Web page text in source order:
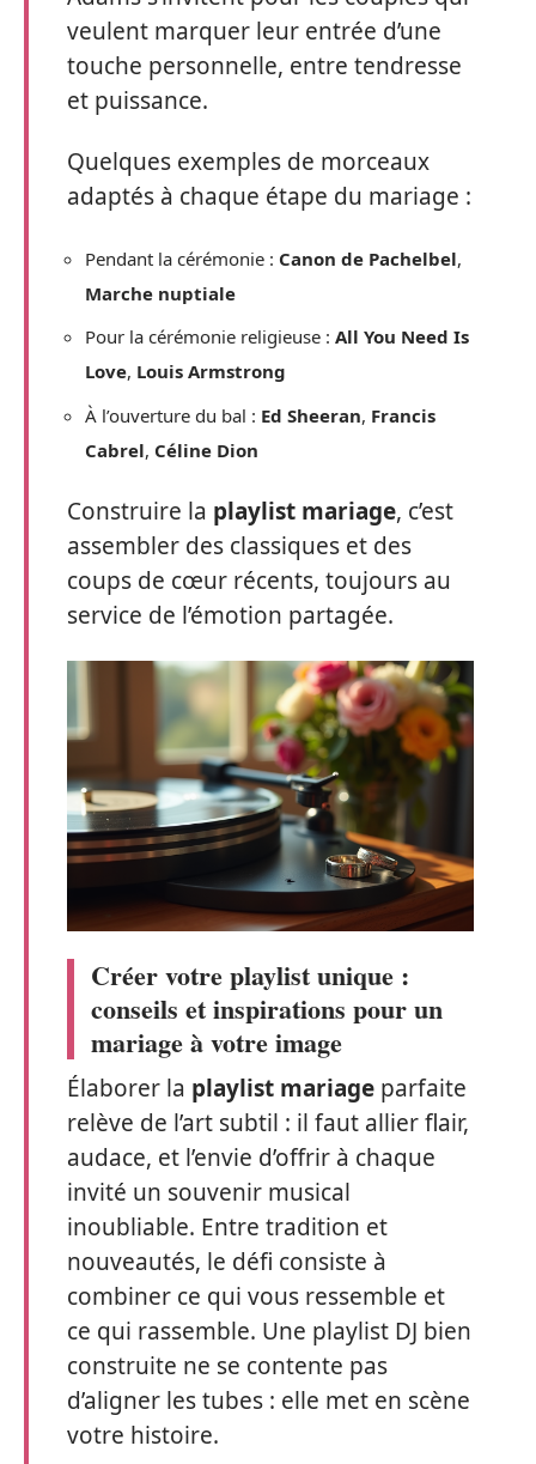
veulent marquer leur entrée d’une
touche personnelle, entre tendresse
et puissance.
Quelques exemples de morceaux
adaptés à chaque étape du mariage :
Pendant la cérémonie : Canon de Pachelbel,
Marche nuptiale
Pour la cérémonie religieuse : All You Need Is
Love, Louis Armstrong
À l’ouverture du bal : Ed Sheeran, Francis
Cabrel, Céline Dion
Construire la playlist mariage, c’est
assembler des classiques et des
coups de cœur récents, toujours au
service de l’émotion partagée.
Créer votre playlist unique :
conseils et inspirations pour un
mariage à votre image
Élaborer la playlist mariage parfaite
relève de l’art subtil : il faut allier flair,
audace, et l’envie d’offrir à chaque
invité un souvenir musical
inoubliable. Entre tradition et
nouveautés, le défi consiste à
combiner ce qui vous ressemble et
ce qui rassemble. Une playlist DJ bien
construite ne se contente pas
d’aligner les tubes : elle met en scène
votre histoire.